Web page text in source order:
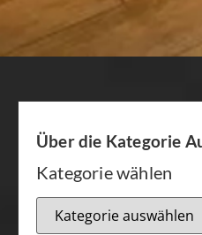
Über die Kategorie
Kategorie wählen